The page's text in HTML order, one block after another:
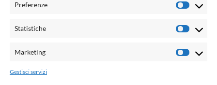
Preferenze
Statistiche
Marketing
Gestisci servizi
email: